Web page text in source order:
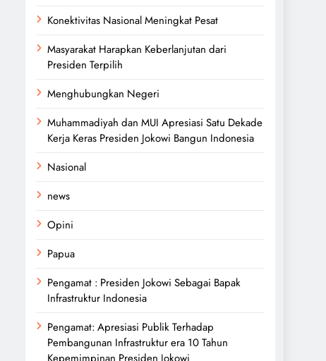
Konektivitas Nasional Meningkat Pesat
Masyarakat Harapkan Keberlanjutan dari
Presiden Terpilih
Menghubungkan Negeri
Muhammadiyah dan MUI Apresiasi Satu Dekade
Kerja Keras Presiden Jokowi Bangun Indonesia
Nasional
news
Opini
Papua
Pengamat : Presiden Jokowi Sebagai Bapak
Infrastruktur Indonesia
Pengamat: Apresiasi Publik Terhadap
Pembangunan Infrastruktur era 10 Tahun